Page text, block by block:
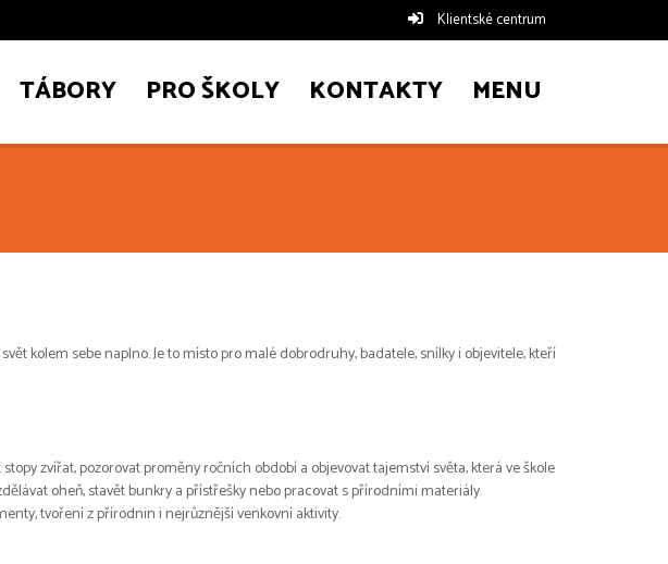
Klientské centrum
TÁBORY PRO ŠKOLY KONTAKTY MENU
kolem sebe naplno. Je to místo pro malé dobrodruhy, badatele, snílky i objevitele, kteří
zvířat, pozorovat proměny ročních období a objevovat tajemství světa, která ve škole
oheň, stavět bunkry a přístřešky nebo pracovat s přírodními materiály.
tvoření z přírodnin i nejrůznější venkovní aktivity.